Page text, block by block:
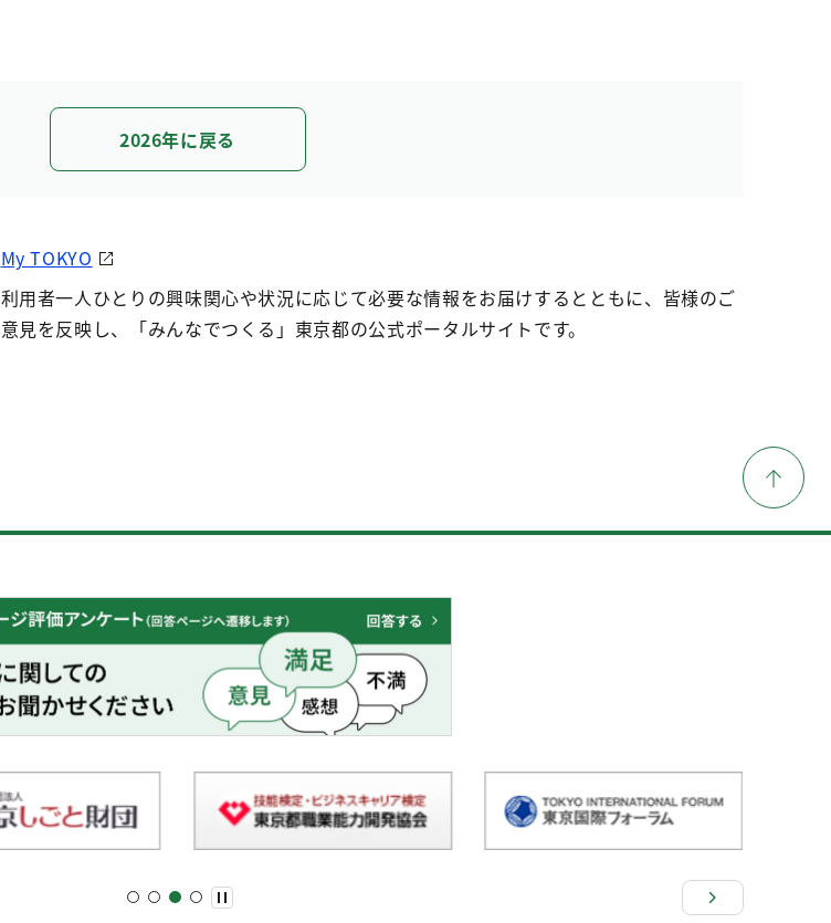
2026年に戻る
My TOKYO
利用者一人ひとりの興味関心や状況に応じて必要な情報をお届けするとともに、皆様のご
意見を反映し、「みんなでつくる」東京都の公式ポータルサイトです。